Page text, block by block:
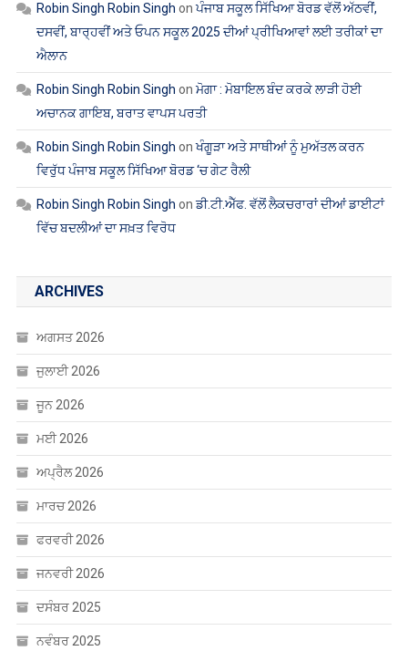
ਦਸਵੀਂ, ਬਾਰ੍ਹਵੀਂ ਅਤੇ ਓਪਨ ਸਕੂਲ 2025 ਦੀਆਂ ਪ੍ਰੀਖਿਆਵਾਂ ਲਈ ਤਰੀਕਾਂ ਦਾ
ਐਲਾਨ
Robin Singh Robin Singhonਮੋਗਾ : ਮੋਬਾਇਲ ਬੰਦ ਕਰਕੇ ਲਾੜੀ ਹੋਈ
ਅਚਾਨਕ ਗਾਇਬ, ਬਰਾਤ ਵਾਪਸ ਪਰਤੀ
Robin Singh Robin Singhonਖੰਗੂੜਾ ਅਤੇ ਸਾਥੀਆਂ ਨੂੰ ਮੁਅੱਤਲ ਕਰਨ
ਵਿਰੁੱਧ ਪੰਜਾਬ ਸਕੂਲ ਸਿੱਖਿਆ ਬੋਰਡ ‘ਚ ਗੇਟ ਰੈਲੀ
Robin Singh Robin Singhonਡੀ.ਟੀ.ਐੱਫ. ਵੱਲੋਂ ਲੈਕਚਰਾਰਾਂ ਦੀਆਂ ਡਾਈਟਾਂ
ਵਿੱਚ ਬਦਲੀਆਂ ਦਾ ਸਖ਼ਤ ਵਿਰੋਧ
ARCHIVES
ਜੁਲਾਈ 2026
ਜੂਨ 2026
ਮਈ 2026
ਅਪ੍ਰੈਲ 2026
ਮਾਰਚ 2026
ਫਰਵਰੀ 2026
ਜਨਵਰੀ 2026
ਦਸੰਬਰ 2025
ਨਵੰਬਰ 2025